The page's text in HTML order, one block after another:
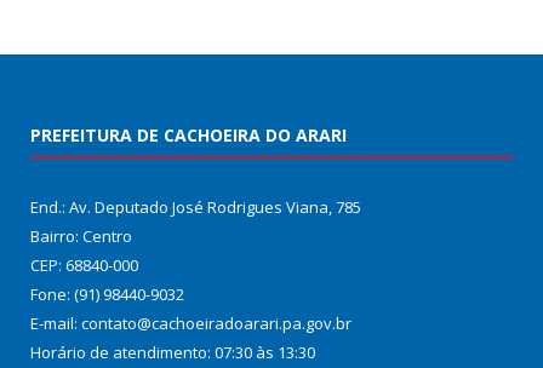
PREFEITURA DE CACHOEIRA DO ARARI
End.: Av. Deputado José Rodrigues Viana, 785
Bairro: Centro
CEP: 68840-000
Fone: (91) 98440-9032
E-mail: contato@cachoeiradoarari.pa.gov.br
Horário de atendimento: 07:30 às 13:30